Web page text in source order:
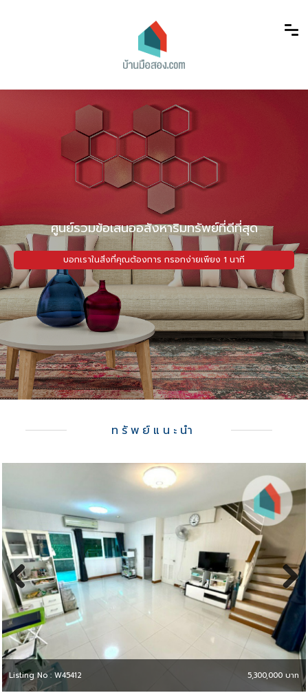
ศูนย์รวมข้อเสนออสังหาริมทรัพย์ที่ดีที่สุด
บอกเราในสิ่งที่คุณต้องการ กรอกง่ายเพียง 1 นาที
ทรัพย์แนะนำ
Previous Next
Listing No : W45412 5,300,000 บาท